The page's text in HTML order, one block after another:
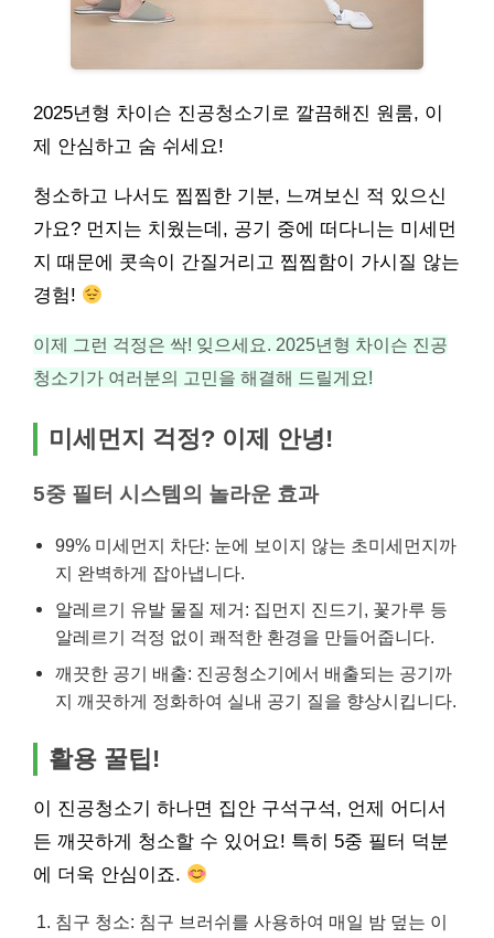
2025년형 차이슨 진공청소기로 깔끔해진 원룸, 이
제 안심하고 숨 쉬세요!
청소하고 나서도 찝찝한 기분, 느껴보신 적 있으신
가요? 먼지는 치웠는데, 공기 중에 떠다니는 미세먼
지 때문에 콧속이 간질거리고 찝찝함이 가시질 않는
경험!
이제 그런 걱정은 싹! 잊으세요. 2025년형 차이슨 진공
청소기가 여러분의 고민을 해결해 드릴게요!
미세먼지 걱정? 이제 안녕!
5중 필터 시스템의 놀라운 효과
99% 미세먼지 차단: 눈에 보이지 않는 초미세먼지까
지 완벽하게 잡아냅니다.
알레르기 유발 물질 제거: 집먼지 진드기, 꽃가루 등
알레르기 걱정 없이 쾌적한 환경을 만들어줍니다.
깨끗한 공기 배출: 진공청소기에서 배출되는 공기까
지 깨끗하게 정화하여 실내 공기 질을 향상시킵니다.
활용 꿀팁!
이 진공청소기 하나면 집안 구석구석, 언제 어디서
든 깨끗하게 청소할 수 있어요! 특히 5중 필터 덕분
에 더욱 안심이죠.
침구 청소: 침구 브러쉬를 사용하여 매일 밤 덮는 이